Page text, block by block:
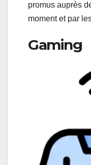
promus auprès
moment et par
Gaming